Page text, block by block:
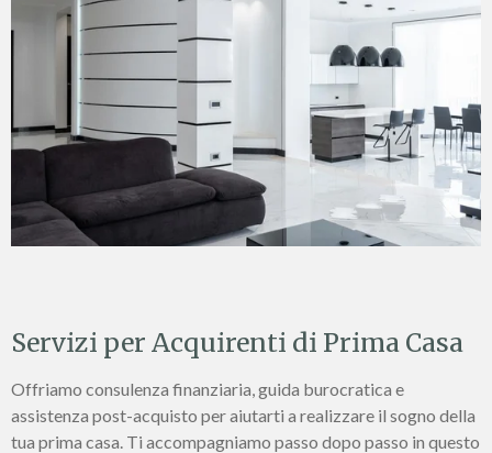
Servizi per Acquirenti di Prima Casa
Offriamo consulenza finanziaria, guida burocratica e
assistenza post-acquisto per aiutarti a realizzare il sogno della
tua prima casa. Ti accompagniamo passo dopo passo in questo